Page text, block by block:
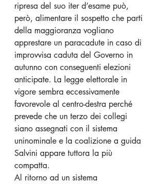
ripresa del suo iter d’esame può,
però, alimentare il sospetto che parti
della maggioranza vogliano
apprestare un paracadute in caso di
improvvisa caduta del Governo in
autunno con conseguenti elezioni
anticipate. La legge elettorale in
vigore sembra eccessivamente
favorevole al centro-destra perché
prevede che un terzo dei collegi
siano assegnati con il sistema
uninominale e la coalizione a guida
Salvini appare tuttora la più
compatta.
Al ritorno ad un sistema